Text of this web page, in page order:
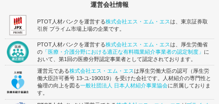
運営会社情報
PTOT人材バンクを運営する株式会社エス・エム・エスは、東京証券取
引所 プライム市場上場の企業です。
PTOT人材バンクを運営する株式会社エス・エム・エスは、厚生労働省
の 「医療・介護分野における適正な有料職業紹介事業者の認定制度」 に
おいて、第1回の医療分野認定事業者として認定されております。
運営元である株式会社エス・エム・エスは厚生労働大臣の認可（厚生労
働大臣許可番号 13-ユ-190019）を受けた会社です。人材紹介の専門性と
倫理の向上を図る一般社団法人 日本人材紹介事業協会に所属しておりま
す。